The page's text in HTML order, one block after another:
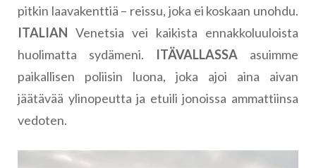
pitkin laavakenttiä – reissu, joka ei koskaan unohdu.
ITALIAN Venetsia vei kaikista ennakkoluuloista
huolimatta sydämeni. ITÄVALLASSA asuimme
paikallisen poliisin luona, joka ajoi aina aivan
jäätävää ylinopeutta ja etuili jonoissa ammattiinsa
vedoten.